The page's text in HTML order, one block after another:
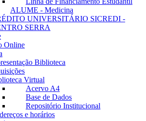
ALUME - Medicina
UNIVERSITÁRIO SICREDI -
SERRA
Online
Biblioteca
Virtual
Acervo A4
Base de Dados
Repositório Institucional
e horários